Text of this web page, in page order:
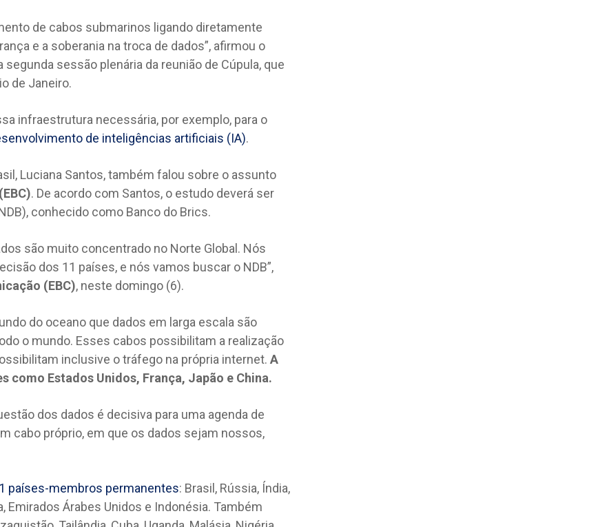
de cabos submarinos ligando diretamente
e a soberania na troca de dados”, afirmou o
sessão plenária da reunião de Cúpula, que
de Janeiro.
infraestrutura necessária, por exemplo, para o
de inteligências artificiais (IA).
Luciana Santos, também falou sobre o assunto
. De acordo com Santos, o estudo deverá ser
conhecido como Banco do Brics.
são muito concentrado no Norte Global. Nós
dos 11 países, e nós vamos buscar o NDB”,
(EBC), neste domingo (6).
do oceano que dados em larga escala são
o mundo. Esses cabos possibilitam a realização
inclusive o tráfego na própria internet. A
como Estados Unidos, França, Japão e China.
dos dados é decisiva para uma agenda de
cabo próprio, em que os dados sejam nossos,
países-membros permanentes: Brasil, Rússia, Índia,
Emirados Árabes Unidos e Indonésia. Também